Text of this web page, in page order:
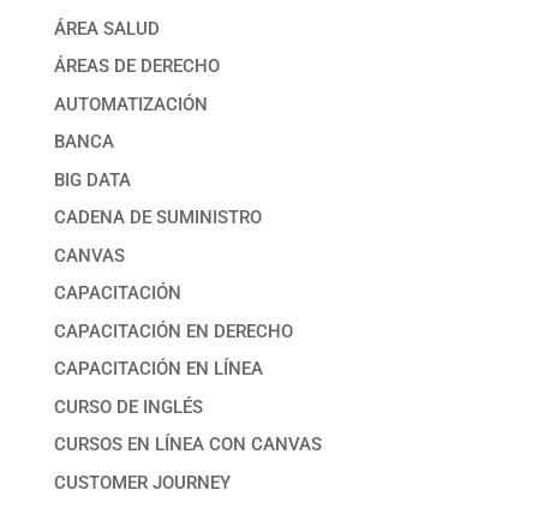
ÁREA SALUD
ÁREAS DE DERECHO
AUTOMATIZACIÓN
BANCA
BIG DATA
CADENA DE SUMINISTRO
CANVAS
CAPACITACIÓN
CAPACITACIÓN EN DERECHO
CAPACITACIÓN EN LÍNEA
CURSO DE INGLÉS
CURSOS EN LÍNEA CON CANVAS
CUSTOMER JOURNEY